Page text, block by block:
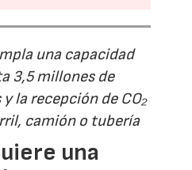
una capacidad
3,5 millones de
la recepción de CO₂
camión o tubería
una